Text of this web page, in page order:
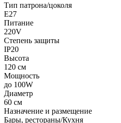
Тип патрона/цоколя
E27
Питание
220V
Степень защиты
IP20
Высота
120 см
Мощность
до 100W
Диаметр
60 см
Назначение и размещение
Бары, рестораны/Кухня